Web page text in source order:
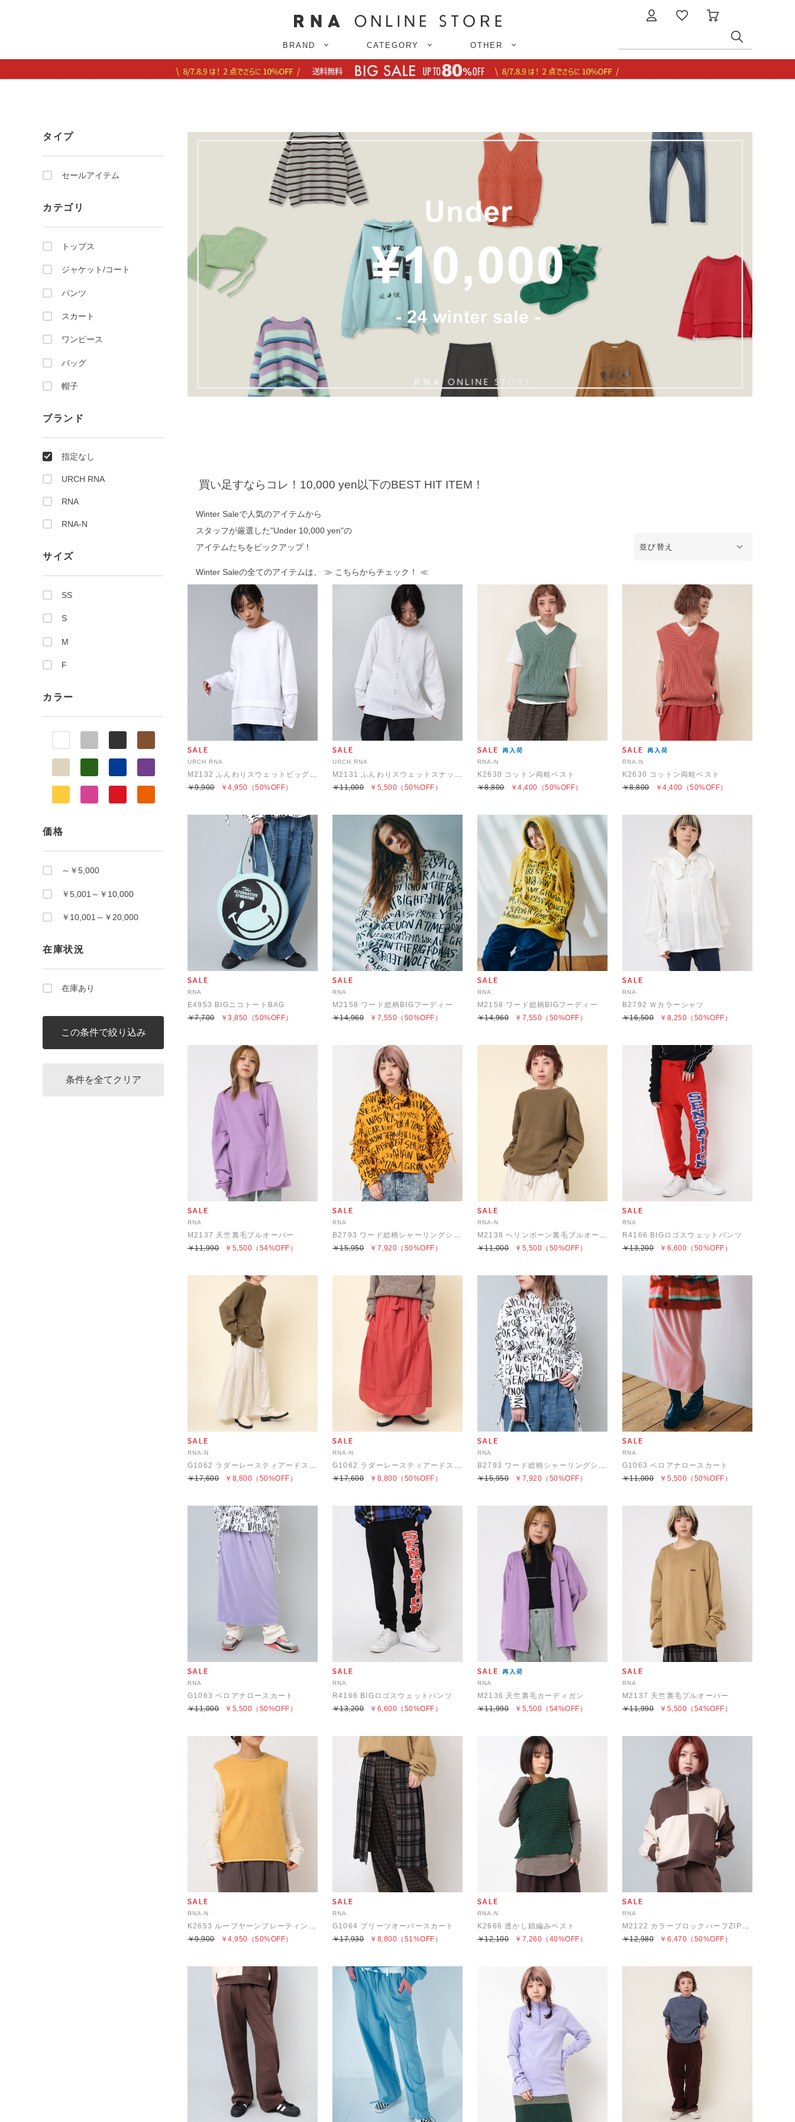
BRAND CATEGORY OTHER
タイプ
セールアイテム
カテゴリ
トップス
ジャケット/コート
パンツ
スカート
ワンピース
バッグ
帽子
ブランド
指定なし
URCH RNA
RNA
RNA-N
サイズ
SS
S
M
F
カラー
価格
～￥5,000
￥5,001～￥10,000
￥10,001～￥20,000
在庫状況
在庫あり
買い足すならコレ！10,000 yen以下のBEST HIT ITEM！
Winter Saleで人気のアイテムから
スタッフが厳選した"Under 10,000 yen"の
アイテムたちをピックアップ！
Winter Saleの全てのアイテムは、 ≫ こちらからチェック！ ≪
並び替え
URCH RNA
M2132 ふんわりスウェットビッグプルオーバー
￥4,950
￥9,900 （50%OFF）
URCH RNA
M2131 ふんわりスウェットスナップカーディガン
￥5,500
￥11,000 （50%OFF）
RNA-N
K2630 コットン両畦ベスト
￥4,400
￥8,800 （50%OFF）
RNA-N
K2630 コットン両畦ベスト
￥4,400
￥8,800 （50%OFF）
RNA
E4953 BIGニコトートBAG
￥3,850
￥7,700 （50%OFF）
RNA
M2158 ワード総柄BIGフーディー
￥7,550
￥14,960 （50%OFF）
RNA
M2158 ワード総柄BIGフーディー
￥7,550
￥14,960 （50%OFF）
RNA
B2792 Ｗカラーシャツ
￥8,250
￥16,500 （50%OFF）
RNA
M2137 天竺裏毛プルオーバー
￥5,500
￥11,990 （54%OFF）
RNA
B2793 ワード総柄シャーリングシャツ
￥7,920
￥15,950 （50%OFF）
RNA-N
M2138 ヘリンボーン裏毛プルオーバー
￥5,500
￥11,000 （50%OFF）
RNA
R4166 BIGロゴスウェットパンツ
￥6,600
￥13,200 （50%OFF）
RNA-N
G1062 ラダーレースティアードスカート
￥8,800
￥17,600 （50%OFF）
RNA-N
G1062 ラダーレースティアードスカート
￥8,800
￥17,600 （50%OFF）
RNA
B2793 ワード総柄シャーリングシャツ
￥7,920
￥15,950 （50%OFF）
RNA
G1063 ベロアナロースカート
￥5,500
￥11,000 （50%OFF）
RNA
G1063 ベロアナロースカート
￥5,500
￥11,000 （50%OFF）
RNA
R4166 BIGロゴスウェットパンツ
￥6,600
￥13,200 （50%OFF）
RNA
M2136 天竺裏毛カーディガン
￥5,500
￥11,990 （54%OFF）
RNA
M2137 天竺裏毛プルオーバー
￥5,500
￥11,990 （54%OFF）
RNA-N
K2653 ループヤーンプレーティングベスト
￥4,950
￥9,900 （50%OFF）
RNA
G1064 プリーツオーバースカート
￥8,800
￥17,930 （51%OFF）
RNA-N
K2666 透かし鎖編みベスト
￥7,260
￥12,100 （40%OFF）
RNA
M2122 カラーブロックハーフZIPトレーナー
￥6,470
￥12,980 （50%OFF）